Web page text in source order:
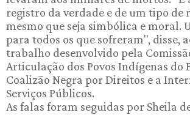
registro da verdade e de um tipo de
mesmo que seja simbólica e moral.
para todos os que sofreram", disse,
trabalho desenvolvido pela
Articulação dos Povos Indígenas do
Coalizão Negra por Direitos e a
Serviços Públicos.
As falas foram seguidas por Sheila